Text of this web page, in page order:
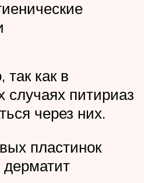
как в
случаях питириаз
через них.
пластинок